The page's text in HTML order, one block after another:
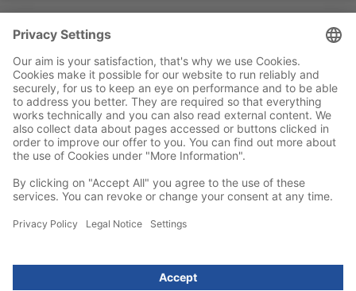
Informatie & Contact
Inspiratie
Voor klanten
© CHEFS CULINAR